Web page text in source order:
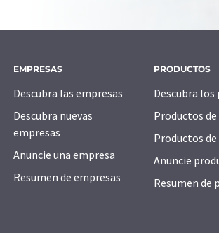
EMPRESAS
Descubra las empresas
Descubra nuevas
empresas
Anuncie una empresa
Resumen de empresas
PRODUCTOS
Descubra
Productos
Productos
Anuncie
Resumen de